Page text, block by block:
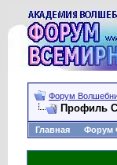
Форум
Профиль
Главная Форум